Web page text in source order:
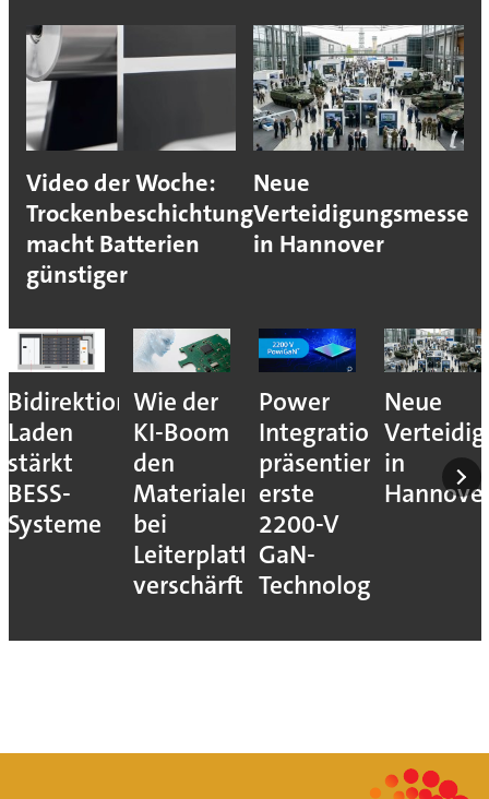
Video der Woche:
Trockenbeschichtung
macht Batterien
günstiger
Neue
Verteidigungsmesse
in Hannover
Bidirektionales
Laden
stärkt
BESS-
Systeme
Wie der
KI-Boom
den
Materialengpass
bei
Leiterplatten
verschärft
Power
Integrations
präsentiert
erste
2200-V
GaN-
Technologie
Neue
in